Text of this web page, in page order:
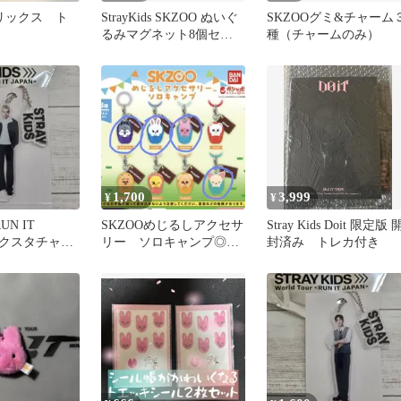
ックス ト
StrayKids SKZOO ぬいぐ
るみマグネット8個セッ
SKZOOグミ&チャーム
種（チャームのみ）
IT
スタチャー
¥ 1,700
SKZOOめじるしアクセサ
リー ソロキャンプ◎4
¥3,999
Stray Kids Doit 限定版
封済み トレカ付き